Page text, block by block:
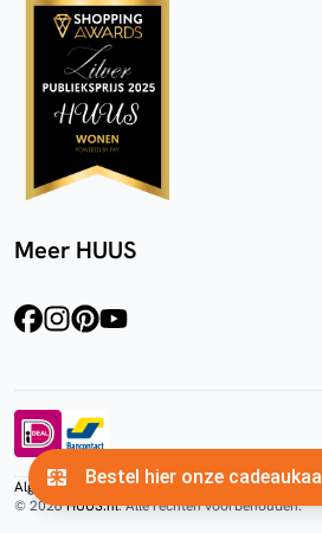
Meer HUUS
facebookinstagram
pinterest
youtube
Algemene voorwaardenPrivacyverklaringCookies
© 2026HUUS.nl. Alle rechten voorbehouden.